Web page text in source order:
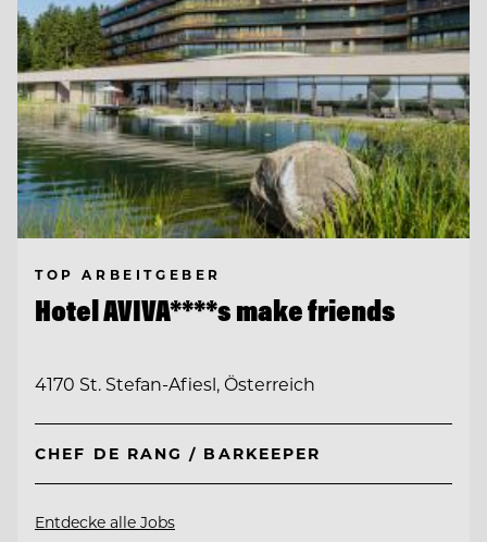
TOP ARBEITGEBER
Hotel AVIVA****s make friends
4170 St. Stefan-Afiesl, Österreich
CHEF DE RANG / BARKEEPER
Entdecke alle Jobs